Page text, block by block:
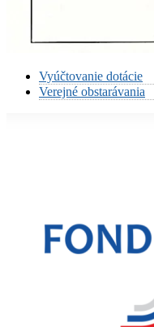
Vyúčtovanie dotácie
Verejné obstarávania